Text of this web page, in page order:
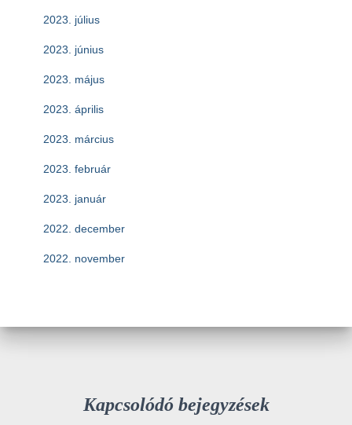
2023. július
2023. június
2023. május
2023. április
2023. március
2023. február
2023. január
2022. december
2022. november
Kapcsolódó bejegyzések